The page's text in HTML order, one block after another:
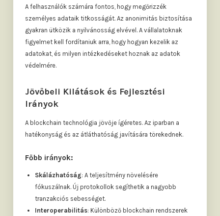
A felhasználók számára fontos, hogy megőrizzék
személyes adataik titkosságát. Az anonimitás biztosítása
gyakran ütközik a nyilvánosság elvével. A vállalatoknak
figyelmet kell fordítaniuk arra, hogy hogyan kezelik az
adatokat, és milyen intézkedéseket hoznak az adatok
védelmére.
Jövőbeli Kilátások és Fejlesztési
Irányok
A blockchain technológia jövője ígéretes. Az iparban a
hatékonyság és az átláthatóság javítására törekednek.
Főbb irányok:
Skálázhatóság: A teljesítmény növelésére
fókuszálnak. Új protokollok segíthetik a nagyobb
tranzakciós sebességet.
Interoperabilitás: Különböző blockchain rendszerek